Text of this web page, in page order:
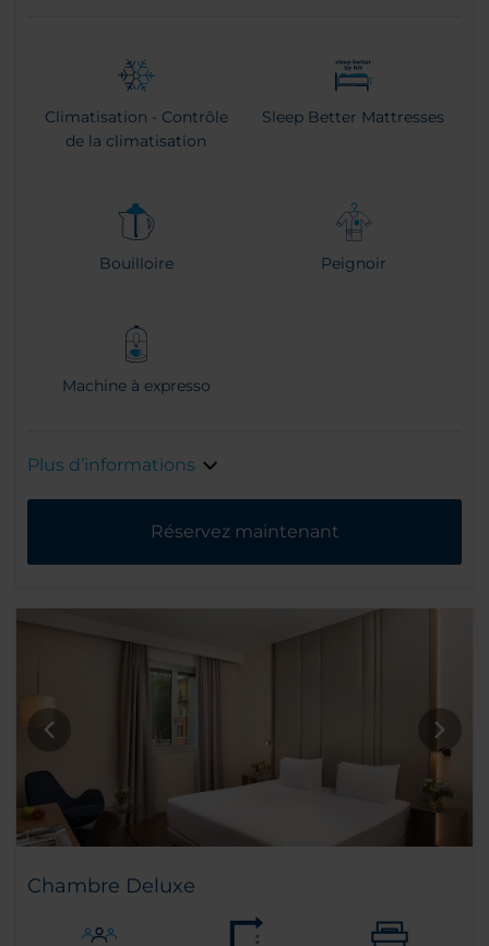
Climatisation - Contrôle
de la climatisation
Sleep Better Mattresses
Bouilloire Peignoir
Machine à expresso
Plus d’informations
Réservez maintenant
Chambre Deluxe